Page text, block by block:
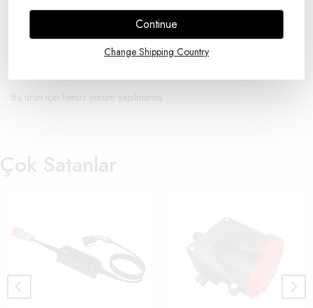
Continue
Change Shipping Country
Üst Düzey görünürlük
Bu ürün için henüz yorum yapılmamış.
Çok Satanlar